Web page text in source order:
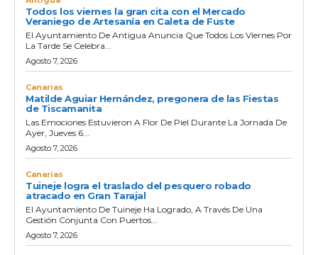
Todos los viernes la gran cita con el Mercado
Veraniego de Artesanía en Caleta de Fuste
El Ayuntamiento De Antigua Anuncia Que Todos Los Viernes Por
La Tarde Se Celebra...
Agosto 7, 2026
Canarias
Matilde Aguiar Hernández, pregonera de las Fiestas
de Tiscamanita
Las Emociones Estuvieron A Flor De Piel Durante La Jornada De
Ayer, Jueves 6...
Agosto 7, 2026
Canarias
Tuineje logra el traslado del pesquero robado
atracado en Gran Tarajal
El Ayuntamiento De Tuineje Ha Logrado, A Través De Una
Gestión Conjunta Con Puertos...
Agosto 7, 2026